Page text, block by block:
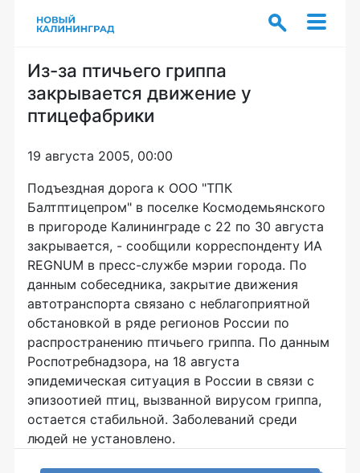
Из-за птичьего гриппа
закрывается движение у
птицефабрики
19 августа 2005, 00:00
Подъездная дорога к ООО "ТПК
Балтптицепром" в поселке Космодемьянского
в пригороде Калининграде с 22 по 30 августа
закрывается, - сообщили корреспонденту ИА
REGNUM в пресс-службе мэрии города. По
данным собеседника, закрытие движения
автотранспорта связано с неблагоприятной
обстановкой в ряде регионов России по
распространению птичьего гриппа. По данным
Роспотребнадзора, на 18 августа
эпидемическая ситуация в России в связи с
эпизоотией птиц, вызванной вирусом гриппа,
остается стабильной. Заболеваний среди
людей не установлено.